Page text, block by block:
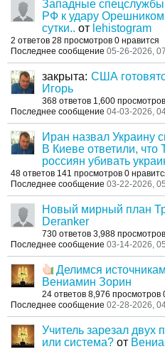
Западные
РФ к удару
сутки.. от lehistogram
2 ответов 28 просмотров 0 нравится
Последнее сообщение 05-26-2026,
закрыта: США
Игорь
368 ответов 1,600 просмотров
Последнее сообщение 04-03-2026,
Иран назвал Украину
В Киеве ответили, что
россиян убивать
48 ответов 141 просмотров 0
Последнее сообщение 03-22-2026,
Новый мирный план
Deranker
730 ответов 3,988 просмотров
Последнее сообщение 03-14-2026,
Делимся
Вениамин Зорин
24 ответов 8,976 просмотров
Последнее сообщение 02-28-2026,
Учитель зарезал двух
или система? от